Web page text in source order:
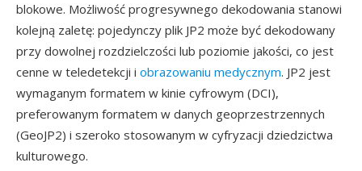
blokowe. Możliwość progresywnego dekodowania stanowi
kolejną zaletę: pojedynczy plik JP2 może być dekodowany
przy dowolnej rozdzielczości lub poziomie jakości, co jest
cenne w teledetekcji i obrazowaniu medycznym. JP2 jest
wymaganym formatem w kinie cyfrowym (DCI),
preferowanym formatem w danych geoprzestrzennych
(GeoJP2) i szeroko stosowanym w cyfryzacji dziedzictwa
kulturowego.